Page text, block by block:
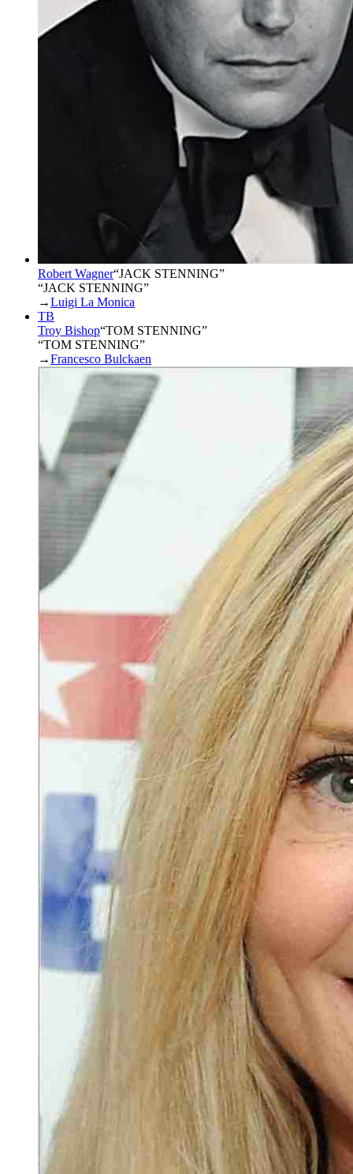
Robert Wagner“JACK STENNING”
“JACK STENNING”
→Luigi La Monica
TB
Troy Bishop“TOM STENNING”
“TOM STENNING”
→Francesco Bulckaen